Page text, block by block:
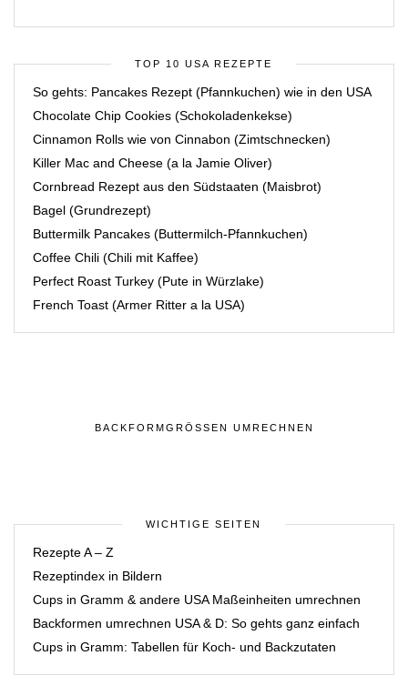
TOP 10 USA REZEPTE
So gehts: Pancakes Rezept (Pfannkuchen) wie in den USA
Chocolate Chip Cookies (Schokoladenkekse)
Cinnamon Rolls wie von Cinnabon (Zimtschnecken)
Killer Mac and Cheese (a la Jamie Oliver)
Cornbread Rezept aus den Südstaaten (Maisbrot)
Bagel (Grundrezept)
Buttermilk Pancakes (Buttermilch-Pfannkuchen)
Coffee Chili (Chili mit Kaffee)
Perfect Roast Turkey (Pute in Würzlake)
French Toast (Armer Ritter a la USA)
BACKFORMGRÖSSEN UMRECHNEN
WICHTIGE SEITEN
Rezepte A – Z
Rezeptindex in Bildern
Cups in Gramm & andere USA Maßeinheiten umrechnen
Backformen umrechnen USA & D: So gehts ganz einfach
Cups in Gramm: Tabellen für Koch- und Backzutaten